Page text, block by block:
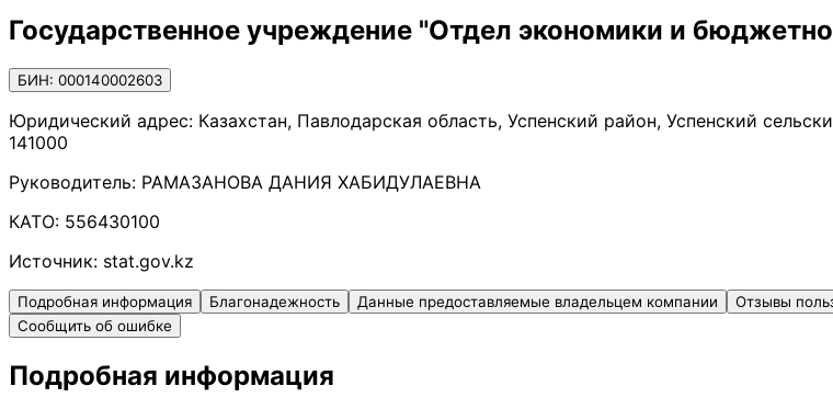
Государственное учреждение "Отдел экономики и
БИН: 000140002603
Юридический адрес: Казахстан, Павлодарская область, Успенский район, Успенский
141000
Руководитель: РАМАЗАНОВА ДАНИЯ ХАБИДУЛАЕВНА
КАТО: 556430100
Источник: stat.gov.kz
Подробная информация Благонадежность Данные предоставляемые владельцем компании
Отзывы
Сообщить об ошибке
Подробная информация